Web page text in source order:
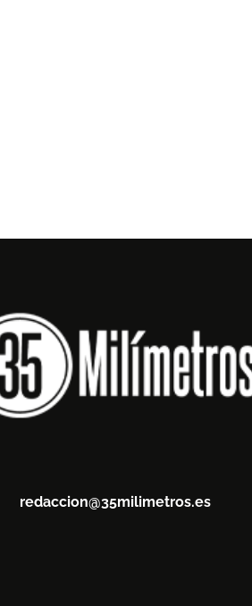
redaccion@35milimetros.es